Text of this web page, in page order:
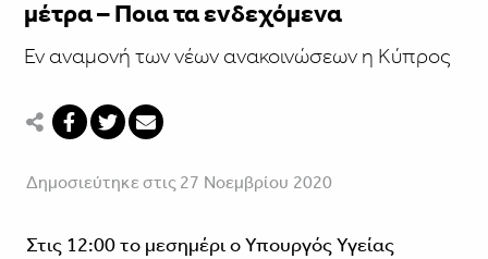
μέτρα – Ποια τα ενδεχόμενα
Εν αναμονή των νέων ανακοινώσεων η Κύπρος
Δημοσιεύτηκε στις 27 Νοεμβρίου 2020
Στις 12:00 το μεσημέρι ο Υπουργός Υγείας